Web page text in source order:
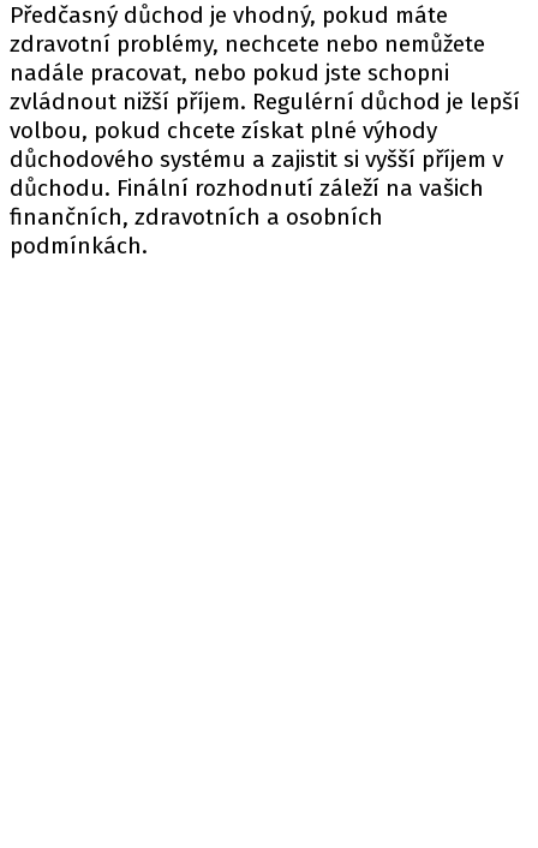
Předčasný důchod je vhodný, pokud máte
zdravotní problémy, nechcete nebo nemůžete
nadále pracovat, nebo pokud jste schopni
zvládnout nižší příjem. Regulérní důchod je lepší
volbou, pokud chcete získat plné výhody
důchodového systému a zajistit si vyšší příjem v
důchodu. Finální rozhodnutí záleží na vašich
finančních, zdravotních a osobních
podmínkách.